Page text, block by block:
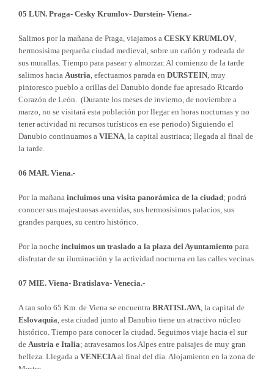
05 LUN. Praga- Cesky Krumlov- Durstein- Viena.-
Salimos por la mañana de Praga, viajamos a CESKY KRUMLOV,
hermosísima pequeña ciudad medieval, sobre un cañón y rodeada de
sus murallas. Tiempo para pasear y almorzar. Al comienzo de la tarde
salimos hacia Austria, efectuamos parada en DURSTEIN, muy
pintoresco pueblo a orillas del Danubio donde fue apresado Ricardo
Corazón de León. (Durante los meses de invierno, de noviembre a
marzo, no se visitará esta población por llegar en horas nocturnas y no
tener actividad ni recursos turísticos en ese periodo) Siguiendo el
Danubio continuamos a VIENA, la capital austriaca; llegada al final de
la tarde.
06 MAR. Viena.-
Por la mañana incluimos una visita panorámica de la ciudad; podrá
conocer sus majestuosas avenidas, sus hermosísimos palacios, sus
grandes parques, su centro histórico.
Por la noche incluimos un traslado a la plaza del Ayuntamiento para
disfrutar de su iluminación y la actividad nocturna en las calles vecinas.
07 MIE. Viena- Bratislava- Venecia.-
A tan solo 65 Km. de Viena se encuentra BRATISLAVA, la capital de
Eslovaquia, esta ciudad junto al Danubio tiene un atractivo núcleo
histórico. Tiempo para conocer la ciudad. Seguimos viaje hacia el sur
de Austria e Italia; atravesamos los Alpes entre paisajes de muy gran
belleza. Llegada a VENECIAal final del día. Alojamiento en la zona de